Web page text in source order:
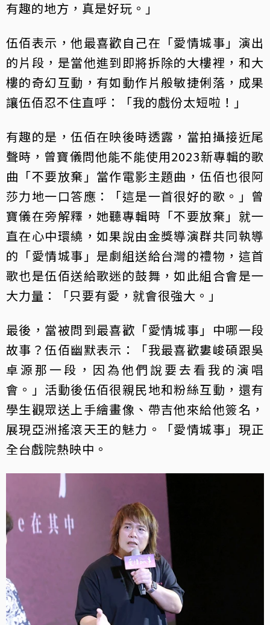
有趣的地方，真是好玩。」
伍佰表示，他最喜歡自己在「愛情城事」演出
的片段，是當他進到即將拆除的大樓裡，和大
樓的奇幻互動，有如動作片般敏捷俐落，成果
讓伍佰忍不住直呼：「我的戲份太短啦！」
有趣的是，伍佰在映後時透露，當拍攝接近尾
聲時，曾寶儀問他能不能使用2023新專輯的歌
曲「不要放棄」當作電影主題曲，伍佰也很阿
莎力地一口答應：「這是一首很好的歌。」曾
寶儀在旁解釋，她聽專輯時「不要放棄」就一
直在心中環繞，如果說由金獎導演群共同執導
的「愛情城事」是劇組送給台灣的禮物，這首
歌也是伍佰送給歌迷的鼓舞，如此組合會是一
大力量：「只要有愛，就會很強大。」
最後，當被問到最喜歡「愛情城事」中哪一段
故事？伍佰幽默表示：「我最喜歡婁峻碩跟吳
卓源那一段，因為他們說要去看我的演唱
會。」活動後伍佰很親民地和粉絲互動，還有
學生觀眾送上手繪畫像、帶吉他來給他簽名，
展現亞洲搖滾天王的魅力。「愛情城事」現正
全台戲院熱映中。